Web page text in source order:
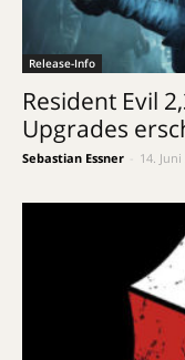
Release-Info
Resident Evil
Upgrades
Sebastian Essner 14. Juni